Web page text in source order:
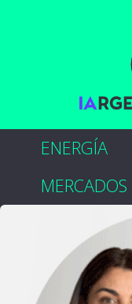
ENERGÍA
MERCADOS